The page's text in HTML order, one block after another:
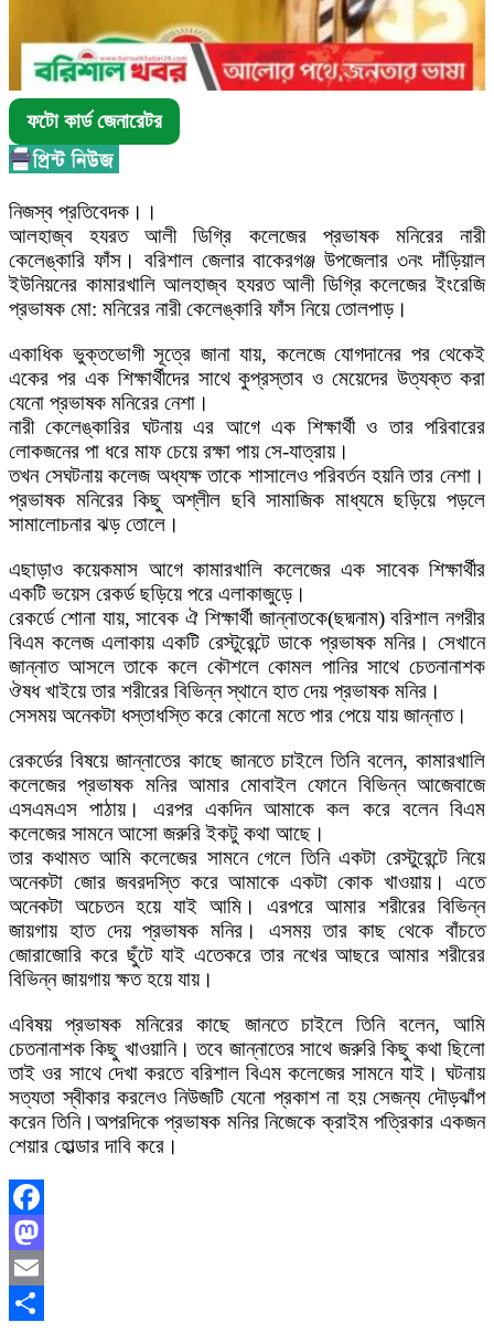
ফটো কার্ড জেনারেটর
নিজস্ব প্রতিবেদক।।
আলহাজ্ব হযরত আলী ডিগ্রি কলেজের প্রভাষক মনিরের নারী
কেলেঙ্কারি ফাঁস। বরিশাল জেলার বাকেরগঞ্জ উপজেলার ৩নং দাঁড়িয়াল
ইউনিয়নের কামারখালি আলহাজ্ব হযরত আলী ডিগ্রি কলেজের ইংরেজি
প্রভাষক মো: মনিরের নারী কেলেঙ্কারি ফাঁস নিয়ে তোলপাড়।
একাধিক ভুক্তভোগী সূত্রে জানা যায়, কলেজে যোগদানের পর থেকেই
একের পর এক শিক্ষার্থীদের সাথে কুপ্রস্তাব ও মেয়েদের উত্যক্ত করা
যেনো প্রভাষক মনিরের নেশা।
নারী কেলেঙ্কারির ঘটনায় এর আগে এক শিক্ষার্থী ও তার পরিবারের
লোকজনের পা ধরে মাফ চেয়ে রক্ষা পায় সে-যাত্রায়।
তখন সেঘটনায় কলেজ অধ্যক্ষ তাকে শাসালেও পরিবর্তন হয়নি তার নেশা।
প্রভাষক মনিরের কিছু অশ্লীল ছবি সামাজিক মাধ্যমে ছড়িয়ে পড়লে
সামালোচনার ঝড় তোলে।
এছাড়াও কয়েকমাস আগে কামারখালি কলেজের এক সাবেক শিক্ষার্থীর
একটি ভয়েস রেকর্ড ছড়িয়ে পরে এলাকাজুড়ে।
রেকর্ডে শোনা যায়, সাবেক ঐ শিক্ষার্থী জান্নাতকে(ছদ্মনাম) বরিশাল নগরীর
বিএম কলেজ এলাকায় একটি রেস্টুরেন্টে ডাকে প্রভাষক মনির। সেখানে
জান্নাত আসলে তাকে কলে কৌশলে কোমল পানির সাথে চেতনানাশক
ঔষধ খাইয়ে তার শরীরের বিভিন্ন স্থানে হাত দেয় প্রভাষক মনির।
সেসময় অনেকটা ধস্তাধস্তি করে কোনো মতে পার পেয়ে যায় জান্নাত।
রেকর্ডের বিষয়ে জান্নাতের কাছে জানতে চাইলে তিনি বলেন, কামারখালি
কলেজের প্রভাষক মনির আমার মোবাইল ফোনে বিভিন্ন আজেবাজে
এসএমএস পাঠায়। এরপর একদিন আমাকে কল করে বলেন বিএম
কলেজের সামনে আসো জরুরি ইকটু কথা আছে।
তার কথামত আমি কলেজের সামনে গেলে তিনি একটা রেস্টুরেন্টে নিয়ে
অনেকটা জোর জবরদস্তি করে আমাকে একটা কোক খাওয়ায়। এতে
অনেকটা অচেতন হয়ে যাই আমি। এরপরে আমার শরীরের বিভিন্ন
জায়গায় হাত দেয় প্রভাষক মনির। এসময় তার কাছ থেকে বাঁচতে
জোরাজোরি করে ছুঁটে যাই এতেকরে তার নখের আছরে আমার শরীরের
বিভিন্ন জায়গায় ক্ষত হয়ে যায়।
এবিষয় প্রভাষক মনিরের কাছে জানতে চাইলে তিনি বলেন, আমি
চেতনানাশক কিছু খাওয়ানি। তবে জান্নাতের সাথে জরুরি কিছু কথা ছিলো
তাই ওর সাথে দেখা করতে বরিশাল বিএম কলেজের সামনে যাই। ঘটনায়
সত্যতা স্বীকার করলেও নিউজটি যেনো প্রকাশ না হয় সেজন্য দৌড়ঝাঁপ
করেন তিনি।অপরদিকে প্রভাষক মনির নিজেকে ক্রাইম পত্রিকার একজন
শেয়ার হোল্ডার দাবি করে।
Facebook
Mastodon
Email